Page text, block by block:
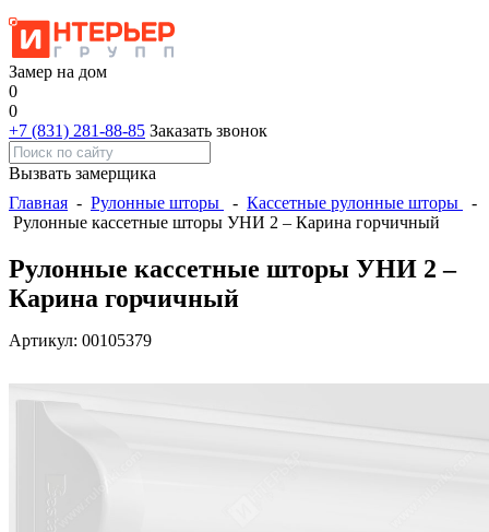
Замер на дом
0
0
+7 (831) 281-88-85 Заказать звонок
Вызвать замерщика
Главная - Рулонные шторы - Кассетные рулонные шторы
-
Рулонные кассетные шторы УНИ 2 – Карина горчичный
Рулонные кассетные шторы УНИ 2 –
Карина горчичный
Артикул: 00105379